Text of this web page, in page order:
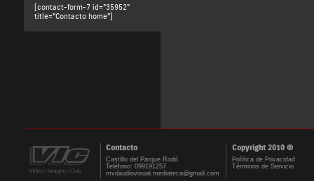
[contact-form-7 id="35952"
title="Contacto home"]
Contacto Copyright 2010 ©
Castillo del Parque Rodó
Teléfono: 099191257
mvdaudiovisual.mediateca@gmail.com
Política de Privacidad
Términos de Servicio